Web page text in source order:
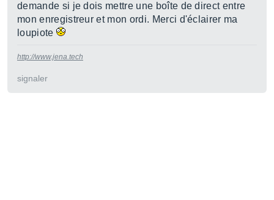
demande si je dois mettre une boîte de direct entre
mon enregistreur et mon ordi. Merci d'éclairer ma
loupiote
http://www.jena.tech
signaler